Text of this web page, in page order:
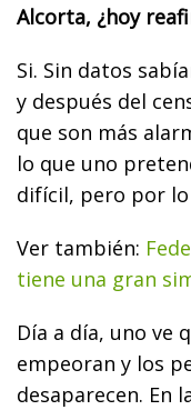
Alcorta, ¿hoy
Si. Sin datos
y después del
que son más
lo que uno
difícil, pero por
Ver también:
tiene una gran
Día a día, uno ve
empeoran y los
desaparecen. En